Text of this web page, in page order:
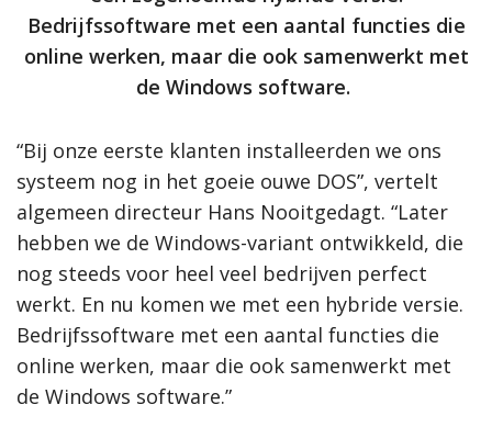
Bedrijfssoftware met een aantal functies die
online werken, maar die ook samenwerkt met
de Windows software.
“Bij onze eerste klanten installeerden we ons
systeem nog in het goeie ouwe DOS”, vertelt
algemeen directeur Hans Nooitgedagt. “Later
hebben we de Windows-variant ontwikkeld, die
nog steeds voor heel veel bedrijven perfect
werkt. En nu komen we met een hybride versie.
Bedrijfssoftware met een aantal functies die
online werken, maar die ook samenwerkt met
de Windows software.”